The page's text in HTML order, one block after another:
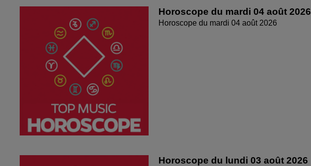
Horoscope du mardi 04 août 2026
Horoscope du mardi 04 août 2026
Horoscope du lundi 03 août 2026